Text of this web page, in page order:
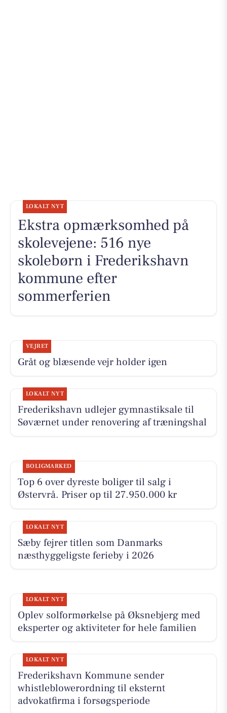
LOKALT NYT
Ekstra opmærksomhed på
skolevejene: 516 nye
skolebørn i Frederikshavn
kommune efter
sommerferien
VEJRET
Gråt og blæsende vejr holder igen
LOKALT NYT
Frederikshavn udlejer gymnastiksale til
Søværnet under renovering af træningshal
BOLIGMARKED
Top 6 over dyreste boliger til salg i
Østervrå. Priser op til 27.950.000 kr
LOKALT NYT
Sæby fejrer titlen som Danmarks
næsthyggeligste ferieby i 2026
LOKALT NYT
Oplev solformørkelse på Øksnebjerg med
eksperter og aktiviteter for hele familien
LOKALT NYT
Frederikshavn Kommune sender
whistleblowerordning til eksternt
advokatfirma i forsøgsperiode